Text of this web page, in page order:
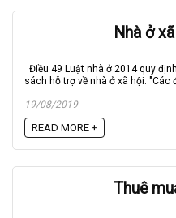
Nhà ở
Điều 49 Luật nhà ở 2014 quy
sách hỗ trợ về nhà ở xã hội: "Các
19/08/2019
READ MORE +
Thuê